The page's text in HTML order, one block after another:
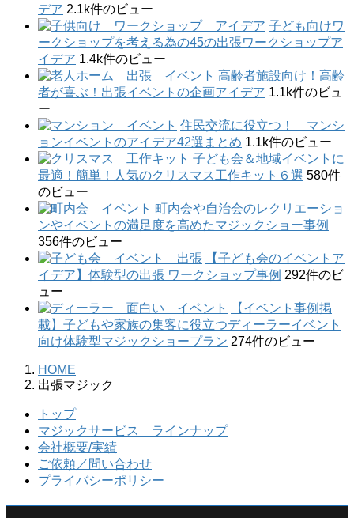
デア 2.1k件のビュー
子ども向けワ
ークショップを考える為の45の出張ワークショップア
イデア 1.4k件のビュー
高齢者施設向け！高齢
者が喜ぶ！出張イベントの企画アイデア 1.1k件のビュ
ー
住民交流に役立つ！ マンシ
ョンイベントのアイデア42選まとめ 1.1k件のビュー
子ども会＆地域イベントに
最適！簡単！人気のクリスマス工作キット６選 580件
のビュー
町内会や自治会のレクリエーショ
ンやイベントの満足度を高めたマジックショー事例
356件のビュー
【子ども会のイベントア
イデア】体験型の出張 ワークショップ事例 292件のビ
ュー
【イベント事例掲
載】子どもや家族の集客に役立つディーラーイベント
向け体験型マジックショープラン 274件のビュー
HOME
出張マジック
トップ
マジックサービス ラインナップ
会社概要/実績
ご依頼／問い合わせ
プライバシーポリシー